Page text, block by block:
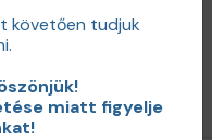
Belépés
/ menü
követően tudjuk
miatt figyelje